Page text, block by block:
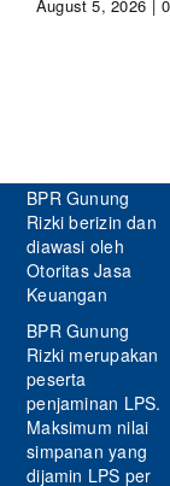
August 5, 2026 |
BPR Gunung
Rizki berizin dan
diawasi oleh
Otoritas Jasa
Keuangan
BPR Gunung
Rizki merupakan
peserta
penjaminan LPS.
Maksimum nilai
simpanan yang
dijamin LPS per